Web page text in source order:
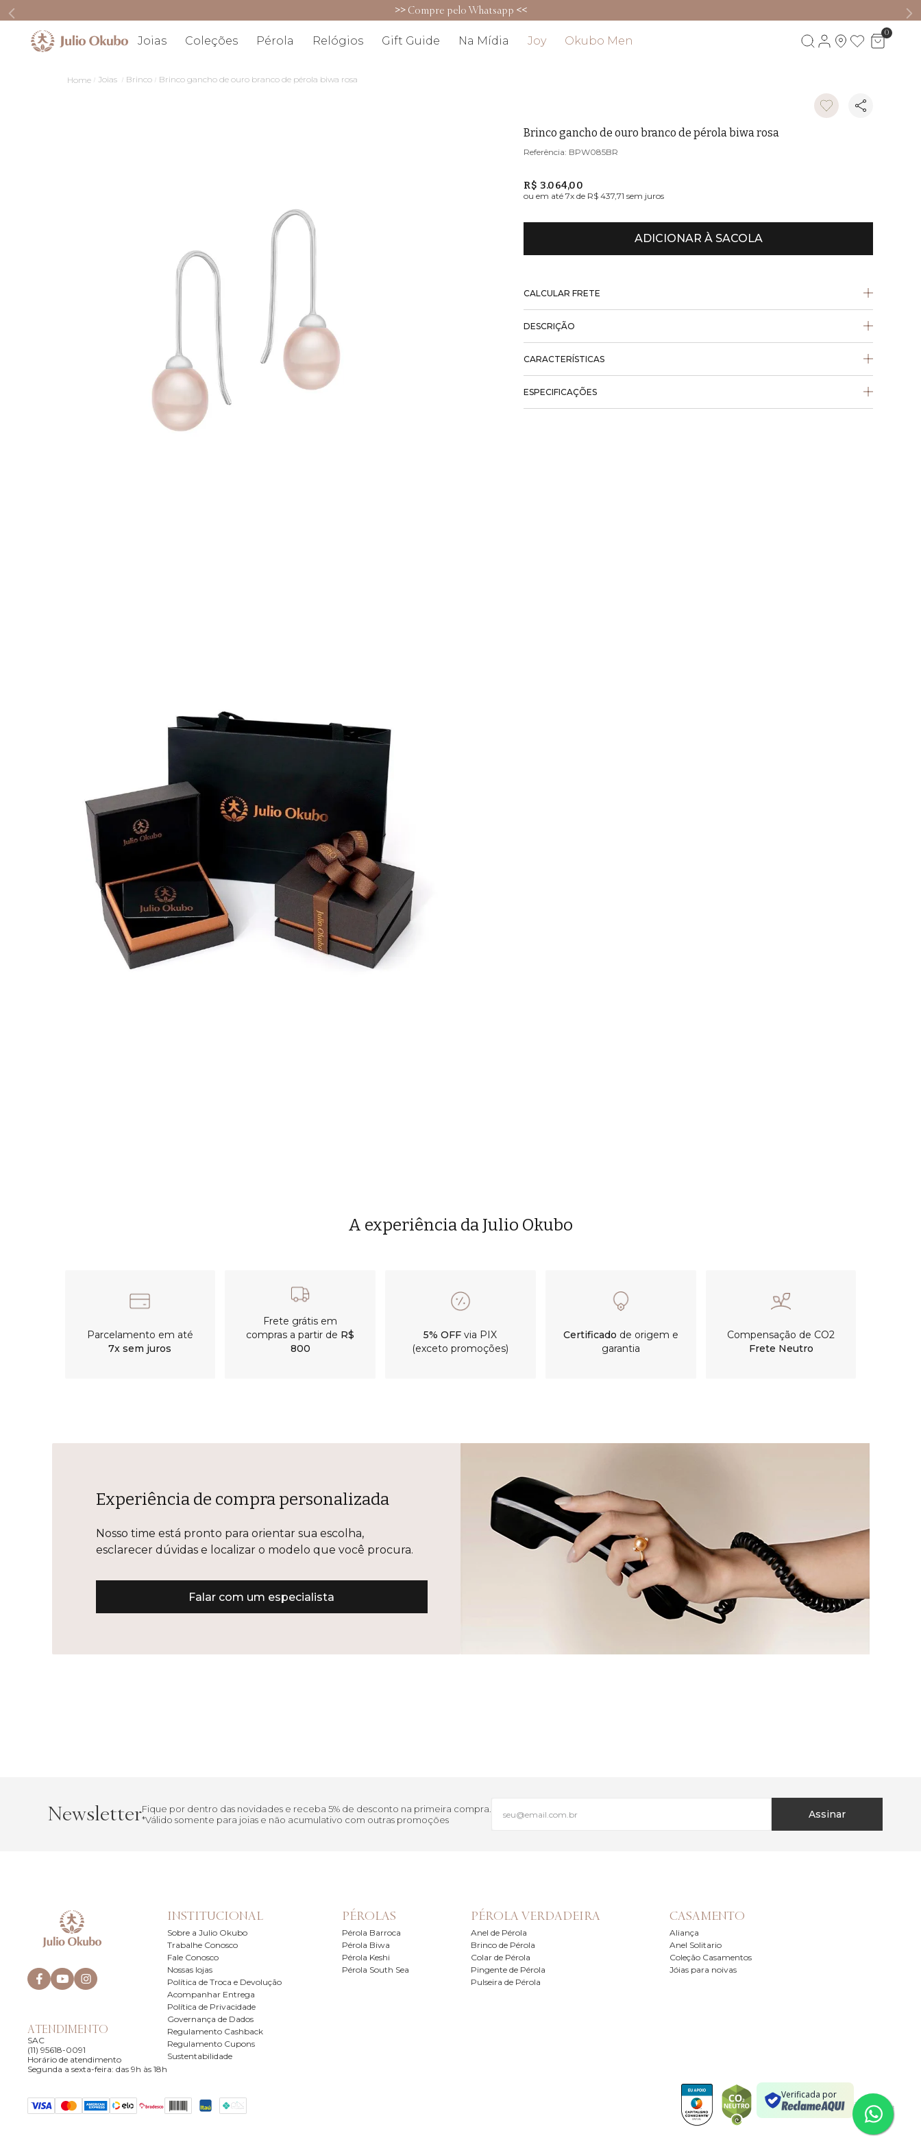
5% OFF no PIX (exceto para promoções)
Joias Coleções Pérola Relógios Gift Guide Na Mídia Joy Okubo Men
0
Joias Brinco Brinco gancho de ouro branco de pérola biwa rosa
Brinco gancho de ouro branco de pérola biwa rosa
BPW085BR
R$ 3.064,00
ou em até7x de R$ 437,71 sem juros
ADICIONAR À SACOLA
CALCULAR FRETE
DESCRIÇÃO
CARACTERÍSTICAS
ESPECIFICAÇÕES
A experiência da Julio Okubo
Parcelamento em até
7x sem juros
Frete grátis em
compras a partir de R$
800
5% OFF via PIX
(exceto promoções)
Certificado de origem e
garantia
Compensação de CO2
Frete Neutro
Experiência de compra personalizada
Nosso time está pronto para orientar sua escolha,
esclarecer dúvidas e localizar o modelo que você procura.
Falar com um especialista
NewsletterFique por dentro das novidades e receba 5% de desconto na primeira compra.
*Válido somente para joias e não acumulativo com outras promoções
Assinar
ATENDIMENTO
SAC
(11) 95618-0091
Horário de atendimento
Segunda a sexta-feira: das 9h às 18h
INSTITUCIONAL
Sobre a Julio Okubo
Trabalhe Conosco
Fale Conosco
Nossas lojas
Política de Troca e Devolução
Acompanhar Entrega
Política de Privacidade
Governança de Dados
Regulamento Cashback
Regulamento Cupons
Sustentabilidade
PÉROLAS
Pérola Barroca
Pérola Biwa
Pérola Keshi
Pérola South Sea
PÉROLA VERDADEIRA
Anel de Pérola
Brinco de Pérola
Colar de Pérola
Pingente de Pérola
Pulseira de Pérola
CASAMENTO
Aliança
Anel Solitario
Coleção Casamentos
Jóias para noivas
Verificada por